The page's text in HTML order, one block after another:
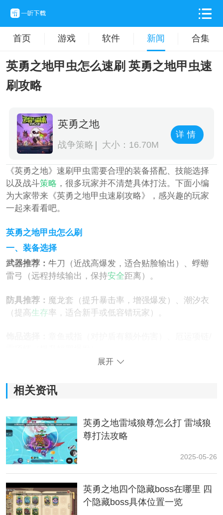
首页 游戏 软件 新闻 合集
英勇之地甲虫怎么速刷 英勇之地甲虫速
刷攻略
英勇之地
战争策略 大小：16.70M
详情
《英勇之地》速刷甲虫需要合理的装备搭配、技能选择
以及战斗策略 ，很多玩家并不清楚具体打法。下面小编
为大家带来《英勇之地甲虫速刷攻略》，感兴趣的玩家
一起来看看吧。
英勇之地甲虫怎么刷
一、装备选择
武器推荐： 牛刀（近战高爆发，适合贴脸输出）、蜉蝣
雷弓（远程持续输出，保持安全距离）。
防具推荐： 魔龙套（提升暴击率，增强爆发）、潮汐衣
（提高生存率，适合新手或低容错玩家）。
展开
相关资讯
英勇之地雷域狼尊怎么打 雷域狼
尊打法攻略
2025-05-26
英勇之地四个隐藏boss在哪里 四
个隐藏boss具体位置一览